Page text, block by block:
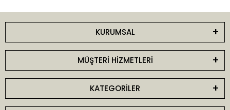
KURUMSAL
MÜŞTERİ HİZMETLERİ
KATEGORİLER